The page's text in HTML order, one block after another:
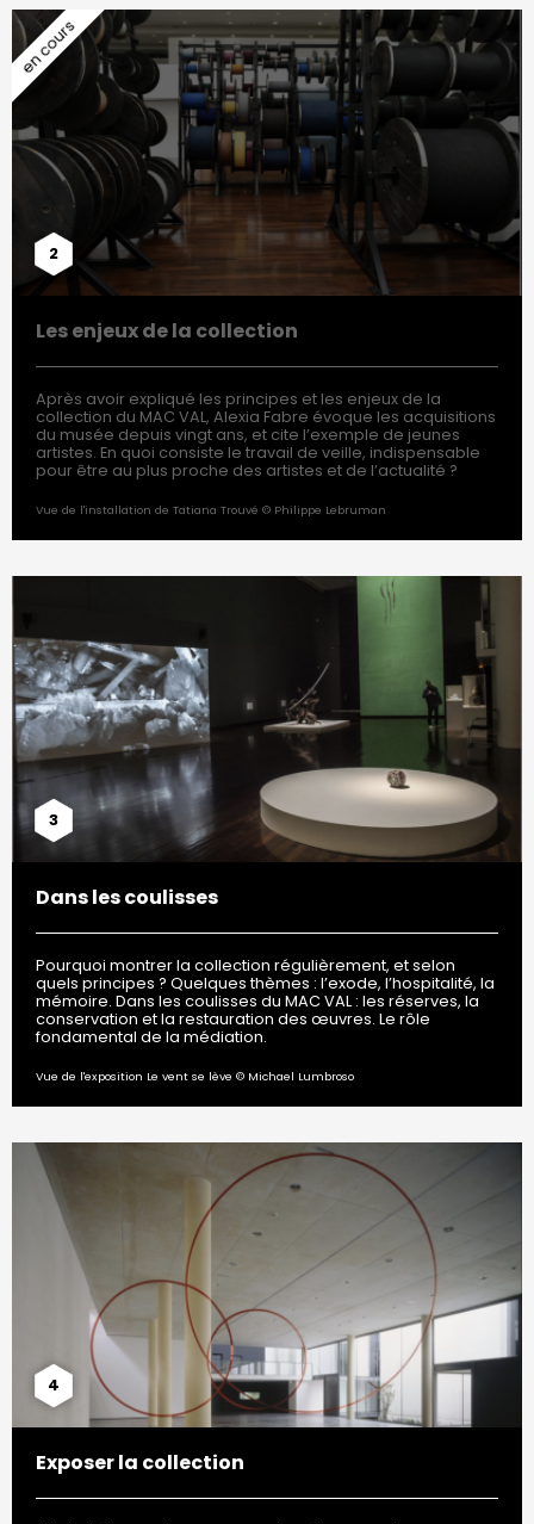
2
Les enjeux de la collection
Après avoir expliqué les principes et les enjeux de la
collection du MAC VAL, Alexia Fabre évoque les acquisitions
du musée depuis vingt ans, et cite l’exemple de jeunes
artistes. En quoi consiste le travail de veille, indispensable
pour être au plus proche des artistes et de l’actualité ?
Vue de l'installation de Tatiana Trouvé © Philippe Lebruman
3
Dans les coulisses
Pourquoi montrer la collection régulièrement, et selon
quels principes ? Quelques thèmes : l’exode, l’hospitalité, la
mémoire. Dans les coulisses du MAC VAL : les réserves, la
conservation et la restauration des œuvres. Le rôle
fondamental de la médiation.
Vue de l'exposition Le vent se lève © Michael Lumbroso
4
Exposer la collection